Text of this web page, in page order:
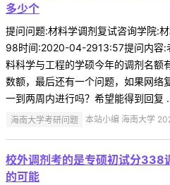
多少个
提问问题:材料学调剂复试咨询学院:
98时间:2020-04-2913:57提问内容:
料科学与工程的学硕今年的调剂名额
数额，最后还有一个问题，如果网络
一到两周内进行吗？希望能得到回复
海南大学考研问题 本站小编 海南大学
校外调剂考的是专硕初试分338
的可能